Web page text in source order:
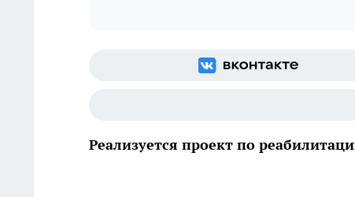
Реализуется проект по